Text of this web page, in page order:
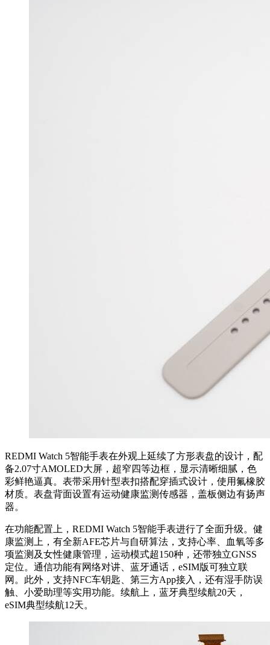
REDMI Watch 5智能手表在外观上延续了方形表盘的设计，配
备2.07寸AMOLED大屏，超窄四等边框，显示清晰细腻，色
彩鲜艳逼真。表带采用针型表扣搭配穿插式设计，使用氟橡胶
材质。表盘背面设置有运动健康监测传感器，盖板侧边有扬声
器。
在功能配置上，REDMI Watch 5智能手表进行了全面升级。健
康监测上，有全新AFE芯片与自研算法，支持心率、血氧等多
项监测及女性健康管理，运动模式超150种，还带独立GNSS
定位。通信功能有网络对讲、蓝牙通话，eSIM版可独立联
网。此外，支持NFC车钥匙、第三方App接入，还有湿手防误
触、小爱助理等实用功能。续航上，蓝牙典型续航20天，
eSIM典型续航12天。